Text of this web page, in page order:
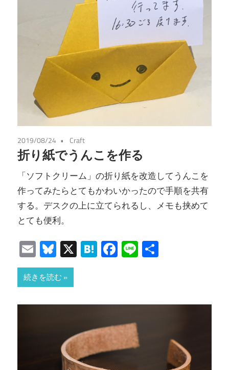
2019/08/24 Craft
折り紙でうんこを作る
「ソフトクリーム」の折り紙を改造してうんこを
作ってみたらとてもかわいかったので手順を共有
する。デスクの上に立てられるし、メモも挟めて
とても便利。
EmailBluesky
X Hatena
Facebook
Line
続きを読む